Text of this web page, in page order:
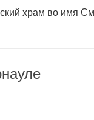
храм во имя